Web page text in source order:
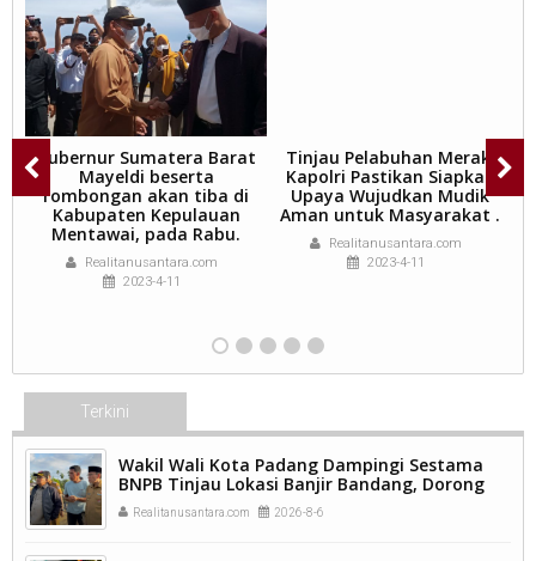
Gubernur Sumatera Barat
Mayeldi beserta
rombongan akan tiba di
Kabupaten Kepulauan
Mentawai, pada Rabu.
Realitanusantara.com
2023-4-11
Tinjau Pelabuhan Merak,
Kapolri Pastikan Siapkan
Upaya Wujudkan Mudik
Aman untuk Masyarakat .
Realitanusantara.com
2023-4-11
Terkini
Wakil Wali Kota Padang Dampingi Sestama
BNPB Tinjau Lokasi Banjir Bandang, Dorong
Percepatan Penanganan Pascabencana.
Realitanusantara.com 2026-8-6